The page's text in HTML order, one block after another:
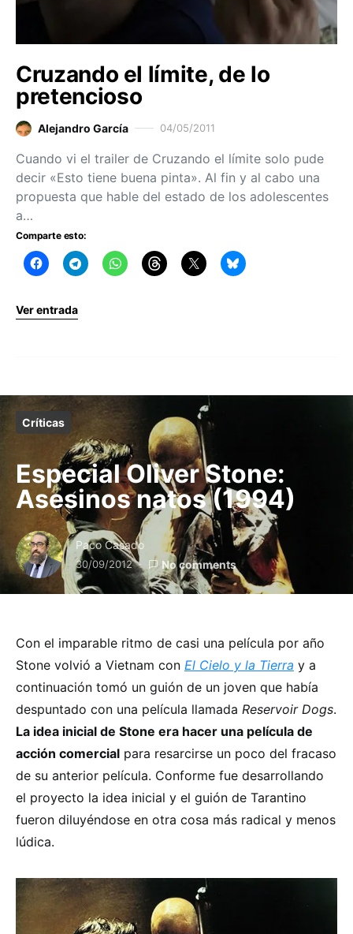
Cruzando el límite, de lo
pretencioso
Alejandro García 04/05/2011
Cuando vi el trailer de Cruzando el límite solo pude
decir «Esto tiene buena pinta». Al fin y al cabo una
propuesta que hable del estado de los adolescentes
a…
Comparte esto:
Ver entrada
Críticas
Especial Oliver Stone:
Asesinos natos (1994)
Paco Casado
30/09/2012 No comments
Con el imparable ritmo de casi una película por año
Stone volvió a Vietnam con El Cielo y la Tierra y a
continuación tomó un guión de un joven que había
despuntado con una película llamada Reservoir Dogs.
La idea inicial de Stone era hacer una película de
acción comercial para resarcirse un poco del fracaso
de su anterior película. Conforme fue desarrollando
el proyecto la idea inicial y el guión de Tarantino
fueron diluyéndose en otra cosa más radical y menos
lúdica.